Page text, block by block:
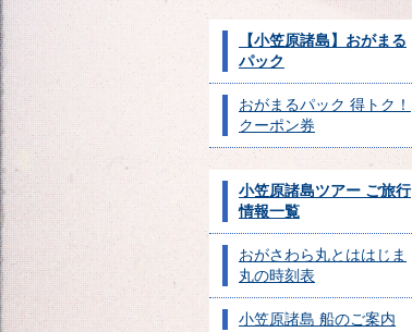
【小笠原諸島】おがまる
パック
おがまるパック 得トク！
クーポン券
小笠原諸島ツアー ご旅行
情報一覧
おがさわら丸とははじま
丸の時刻表
小笠原諸島 船のご案内